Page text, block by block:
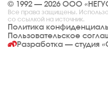
© 1992 — 2026 ООО
Все права защищены.
со ссылкой на источник.
Политика
Пользовательское
Разработка — студия